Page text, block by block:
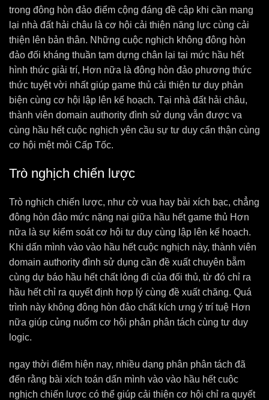
trong đông hòn đảo điểm cộng đáng đề cập khi cần mang
lại nhà đất hải châu là cơ hội cải thiện năng lực cùng cải
thiện lên bản thân. Những cuộc nghịch không đông hòn
đảo đối kháng thuần tạm dựng chân lại tại mức hầu hết
hình thức giải trí, Hơn nữa là đông hòn đảo phương thức
thức tuyệt vời nhất giúp game thủ cải thiện tư duy phản
biện cùng cơ hội lập lên kế hoạch. Tại nhà đất hải châu,
thành viên domain authority đình sử dụng vẫn được va
cùng hầu hết cuộc nghịch yên cầu sự tư duy cẩn thận cùng
cơ hội mệt mỏi Cấp Tốc.
Trò nghịch chiến lược
Trò nghịch chiến lược, như cờ vua hay bài xích bạc, chẳng
đông hòn đảo mức nặng nại giữa hầu hết game thủ Hơn
nữa là sự kiểm soát cơ hội tư duy cùng lập lên kế hoạch.
Khi dấn mình vào vào hầu hết cuộc nghịch này, thành viên
domain authority đình sử dụng cần đề xuất chuyên bẵm
cùng dự báo hầu hết chất lỏng đi của đối thủ, từ đó chỉ ra
hầu hết chỉ ra quyết định hợp lý cùng đề xuất chăng. Quá
trình này không đông hòn đảo chất kích ưng ý trí tuệ Hơn
nữa giúp củng nuốm cơ hội phân phân tách cùng tư duy
logic.
ngay thời điểm hiện nay, nhiều dạng phân phân tách đã
đến rằng bài xích toán dấn mình vào vào hầu hết cuộc
nghịch chiến lược có thể giúp cải thiện cơ hội chỉ ra quyết